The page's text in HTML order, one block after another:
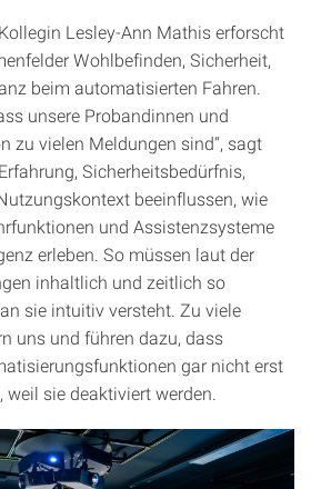
Lesley-Ann Mathis erforscht
Wohlbefinden, Sicherheit,
beim automatisierten Fahren.
unsere Probandinnen und
zu vielen Meldungen sind“, sagt
Sicherheitsbedürfnis,
beeinflussen, wie
und Assistenzsysteme
erleben. So müssen laut der
inhaltlich und zeitlich so
sie intuitiv versteht. Zu viele
uns und führen dazu, dass
gar nicht erst
sie deaktiviert werden.